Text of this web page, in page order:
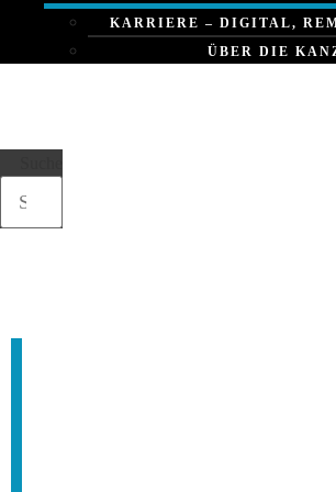
KARRIERE – DIGITAL,
ÜBER DIE